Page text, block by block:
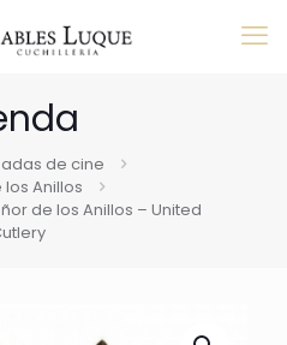
de cine
los Anillos
de los Anillos – United